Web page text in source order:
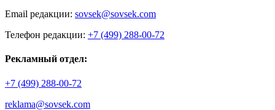
Email редакции: sovsek@sovsek.com
Телефон редакции: +7 (499) 288-00-72
Рекламный отдел:
+7 (499) 288-00-72
reklama@sovsek.com